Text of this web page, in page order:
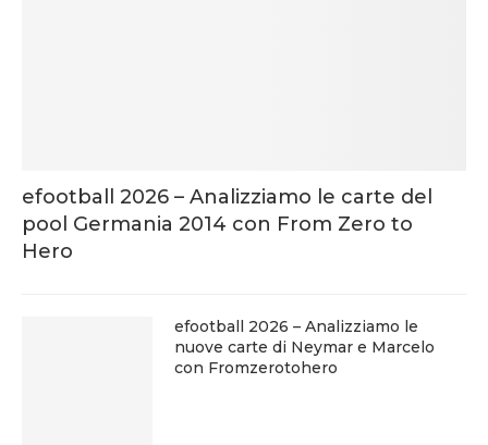
efootball 2026 – Analizziamo le carte del
pool Germania 2014 con From Zero to
Hero
efootball 2026 – Analizziamo le
nuove carte di Neymar e Marcelo
con Fromzerotohero